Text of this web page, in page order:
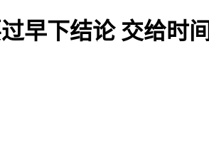
早下结论 交给时间